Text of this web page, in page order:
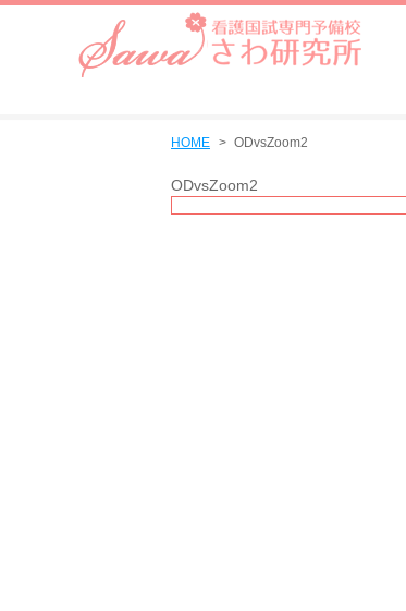
HOME ODvsZoom2
ODvsZoom2